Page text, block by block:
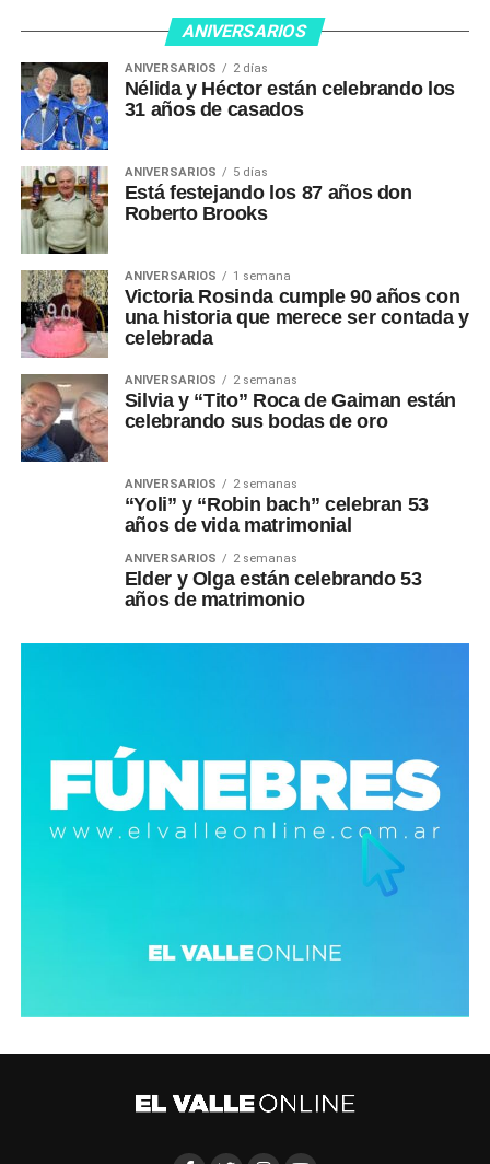
ANIVERSARIOS
ANIVERSARIOS 2 días
Nélida y Héctor están celebrando los
31 años de casados
ANIVERSARIOS 5 días
Está festejando los 87 años don
Roberto Brooks
ANIVERSARIOS 1 semana
Victoria Rosinda cumple 90 años con
una historia que merece ser contada y
celebrada
ANIVERSARIOS 2 semanas
Silvia y “Tito” Roca de Gaiman están
celebrando sus bodas de oro
ANIVERSARIOS 2 semanas
“Yoli” y “Robin bach” celebran 53
años de vida matrimonial
ANIVERSARIOS 2 semanas
Elder y Olga están celebrando 53
años de matrimonio